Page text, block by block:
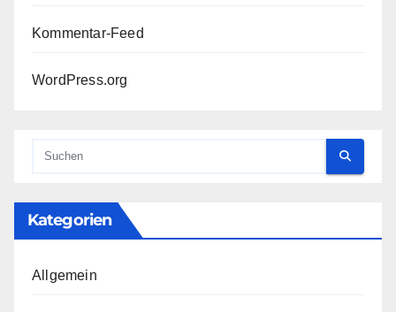
Kommentar-Feed
WordPress.org
Kategorien
Allgemein